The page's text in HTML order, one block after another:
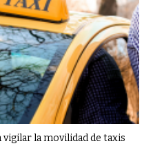
la movilidad de taxis